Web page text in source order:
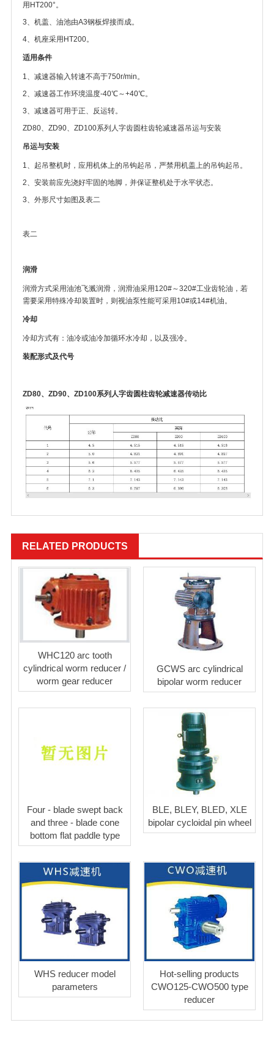
用HT200°。
3、机盖、油池由A3钢板焊接而成。
4、机座采用HT200。
适用条件
1、减速器输入转速不高于750r/min。
2、减速器工作环境温度-40℃～+40℃。
3、减速器可用于正、反运转。
ZD80、ZD90、ZD100系列人字齿圆柱齿轮减速器吊运与安装
吊运与安装
1、起吊整机时，应用机体上的吊钩起吊，严禁用机盖上的吊钩起吊。
2、安装前应先浇好牢固的地脚，并保证整机处于水平状态。
3、外形尺寸如图及表二
表二
润滑
润滑方式采用油池飞溅润滑，润滑油采用120#～320#工业齿轮油，若
需要采用特殊冷却装置时，则视油泵性能可采用10#或14#机油。
冷却
冷却方式有：油冷或油冷加循环水冷却，以及强冷。
装配形式及代号
ZD80、ZD90、ZD100系列人字齿圆柱齿轮减速器传动比
RELATED PRODUCTS
WHC120 arc tooth
cylindrical worm reducer /
worm gear reducer
GCWS arc cylindrical
bipolar worm reducer
Four - blade swept back
and three - blade cone
bottom flat paddle type
BLE, BLEY, BLED, XLE
bipolar cycloidal pin wheel
WHS reducer model
parameters
Hot-selling products
CWO125-CWO500 type
reducer